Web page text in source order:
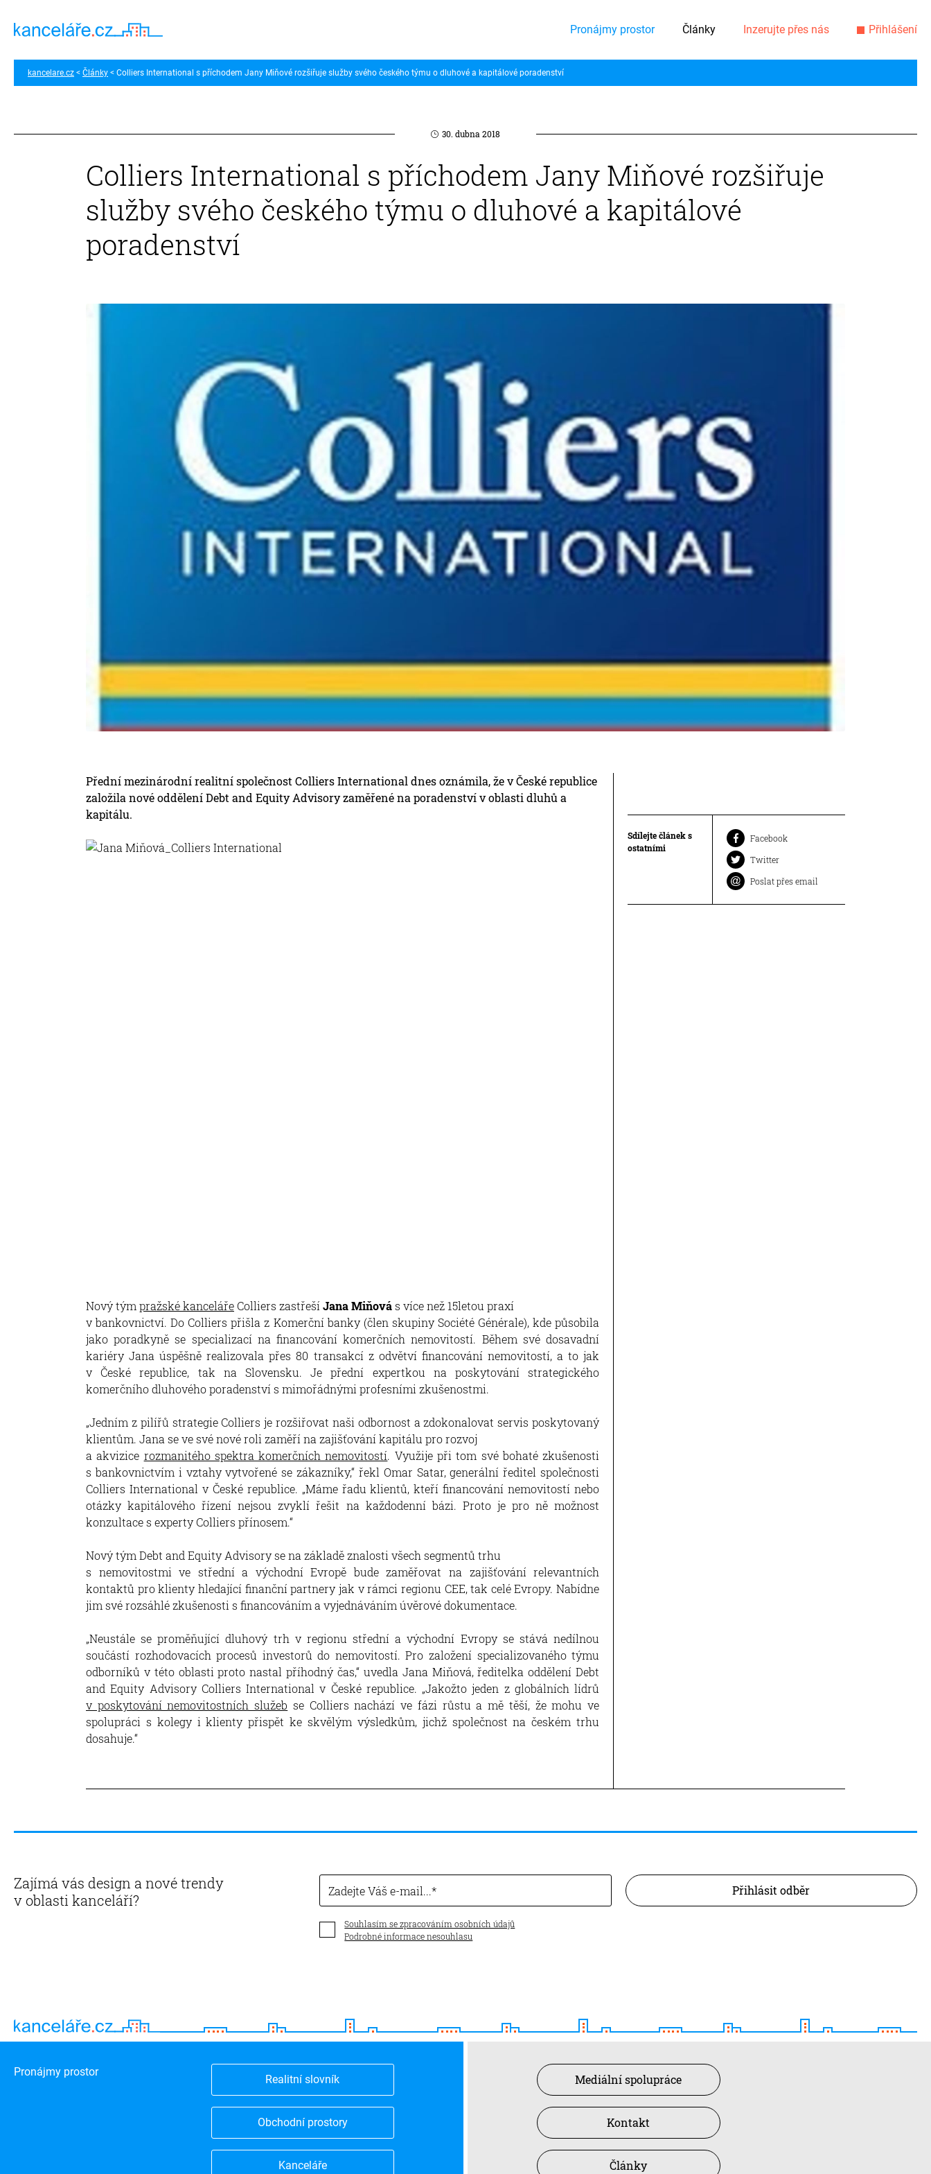
Pronájmy prostor Články Inzerujte přes nás Přihlášení
kancelare.cz Články Colliers International s příchodem Jany Miňové rozšiřuje služby svého českého týmu o dluhové a kapitálové poradenství
30. dubna 2018
Colliers International s příchodem Jany Miňové rozšiřuje
služby svého českého týmu o dluhové a kapitálové
poradenství
Přední mezinárodní realitní společnost Colliers International dnes oznámila, že v České republice
založila nové oddělení Debt and Equity Advisory zaměřené na poradenství v oblasti dluhů a
kapitálu.
Nový tým pražské kancelářeColliers zastřeší Jana Miňovás více než 15letou praxí
v bankovnictví. Do Colliers přišla z Komerční banky (člen skupiny Société Générale), kde působila
jako poradkyně se specializací na financování komerčních nemovitostí. Během své dosavadní
kariéry Jana úspěšně realizovala přes 80 transakcí z odvětví financování nemovitostí, a to jak
v České republice, tak na Slovensku. Je přední expertkou na poskytování strategického
komerčního dluhového poradenství s mimořádnými profesními zkušenostmi.
„Jedním z pilířů strategie Colliers je rozšiřovat naši odbornost a zdokonalovat servis poskytovaný
klientům. Jana se ve své nové roli zaměří na zajišťování kapitálu pro rozvoj
a akvizice rozmanitého spektra komerčních nemovitostí. Využije při tom své bohaté zkušenosti
s bankovnictvím i vztahy vytvořené se zákazníky,“ řekl Omar Satar, generální ředitel společnosti
Colliers International v České republice. „Máme řadu klientů, kteří financování nemovitostí nebo
otázky kapitálového řízení nejsou zvyklí řešit na každodenní bázi. Proto je pro ně možnost
konzultace s experty Colliers přínosem.“
Nový tým Debt and Equity Advisory se na základě znalosti všech segmentů trhu
s nemovitostmi ve střední a východní Evropě bude zaměřovat na zajišťování relevantních
kontaktů pro klienty hledající finanční partnery jak v rámci regionu CEE, tak celé Evropy. Nabídne
jim své rozsáhlé zkušenosti s financováním a vyjednáváním úvěrové dokumentace.
„Neustále se proměňující dluhový trh v regionu střední a východní Evropy se stává nedílnou
součástí rozhodovacích procesů investorů do nemovitostí. Pro založení specializovaného týmu
odborníků v této oblasti proto nastal příhodný čas,“ uvedla Jana Miňová, ředitelka oddělení Debt
and Equity Advisory Colliers International v České republice. „Jakožto jeden z globálních lídrů
v poskytování nemovitostních služeb se Colliers nachází ve fázi růstu a mě těší, že mohu ve
spolupráci s kolegy i klienty přispět ke skvělým výsledkům, jichž společnost na českém trhu
dosahuje.“
Sdílejte článek s
ostatními
Facebook
Twitter
Poslat přes email
Zajímá vás design a nové trendy
v oblasti kanceláří?
Zadejte Váš e-mail...
Souhlasím se zpracováním osobních údajů
Podrobné informace nesouhlasu
Přihlásit odběr
Pronájmy prostor
Realitní slovník
Obchodní prostory
Kanceláře
Mediální spolupráce
Kontakt
Články